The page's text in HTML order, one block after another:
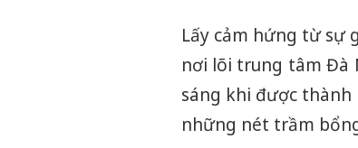
Lấy cảm hứng từ sự
nơi lõi trung tâm Đà
sáng khi được
những nét trầm